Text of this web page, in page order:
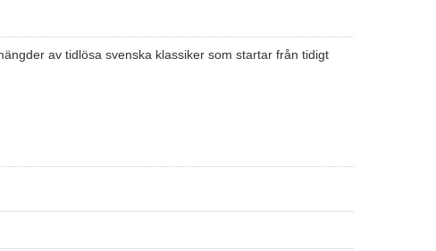
av tidlösa svenska klassiker som startar från tidigt